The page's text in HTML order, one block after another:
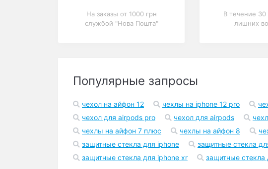
На заказы от 1000 грн
службой "Нова Пошта"
В течение 30
лишних
Популярные запросы
чехол на айфон 12 чехлы на iphone 12 pro
чехол для airpods pro
чехол для airpods
чехлы на айфон 7 плюс
чехлы на айфон 8
защитные стекла для iphone
защитные стекла
защитные стекла для iphone xr
защитные стекла